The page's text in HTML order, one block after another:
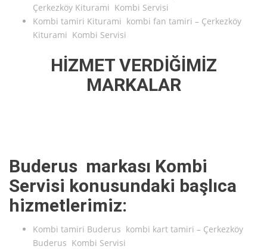
Çerkezköy Kiturami Kombi Servisi
Kombi tamiri Kiturami kombi fan tamiri – Çerkezköy
Kiturami Kombi Servisi
HİZMET VERDİĞİMİZ
MARKALAR
Buderus markası Kombi
Servisi konusundaki başlıca
hizmetlerimiz:
Kombi tamiri Buderus kombi kart tamiri – Çerkezköy
Buderus Kombi Servisi